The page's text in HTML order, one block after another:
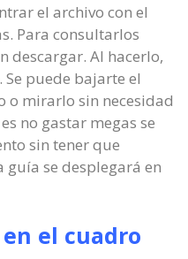
el archivo con el
Para consultarlos
descargar. Al hacerlo,
puede bajarte el
o mirarlo sin necesidad
no gastar megas se
sin tener que
guía se desplegará en
el cuadro